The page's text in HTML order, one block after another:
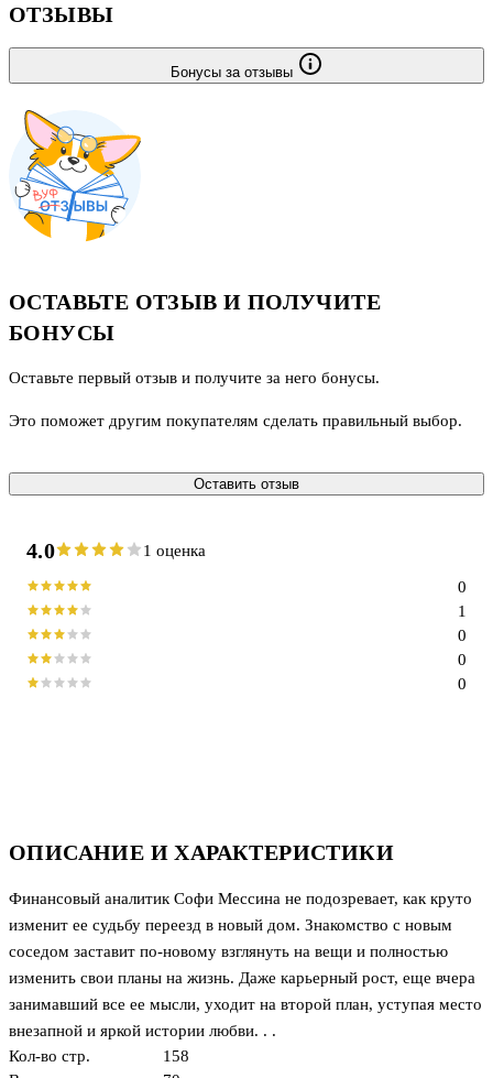
ОПИСАНИЕ И ХАРАКТЕРИСТИКИ
Финансовый аналитик Софи Мессина не подозревает, как круто
изменит ее судьбу переезд в новый дом. Знакомство с новым
соседом заставит по-новому взглянуть на вещи и полностью
изменить свои планы на жизнь. Даже карьерный рост, еще вчера
занимавший все ее мысли, уходит на второй план, уступая место
внезапной и яркой истории любви. . .
Кол-во стр.
158
ОТЗЫВЫ
Бонусы за отзывы
ОСТАВЬТЕ ОТЗЫВ И ПОЛУЧИТЕ
БОНУСЫ
Оставьте первый отзыв и получите за него бонусы.
Это поможет другим покупателям сделать правильный выбор.
Оставить отзыв
4.0 1 оценка
0
0
0
1
0